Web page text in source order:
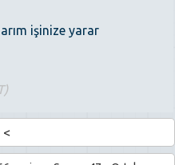
işinize yarar
<